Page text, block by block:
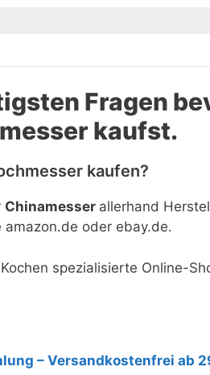
Fragen
kaufst.
kaufen?
Chinamesser allerhand
oder ebay.de.
spezialisierte Online-
– Versandkostenfrei ab